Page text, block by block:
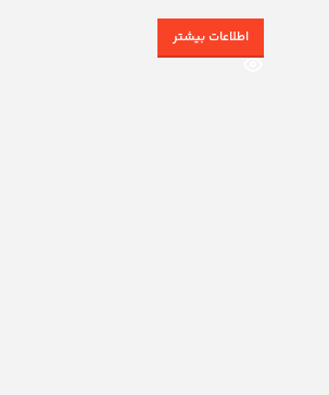
اطلاعات بیشتر